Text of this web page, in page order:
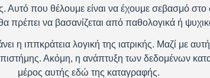
Αυτό που θέλουμε είναι να έχουμε σεβασμό στο
πρέπει να βασανίζεται από παθολογικά ή
η ιππκράτεια λογική της ιατρικής. Μαζί με
Ακόμη, η ανάπτυξη των δεδομένων
μέρος αυτής εδώ της καταγραφής.